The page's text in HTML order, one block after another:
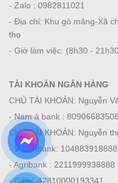
- Zalo : 0982811021
- Địa chỉ: Khu gò măng-Xã
thọ
- Giờ làm việc: (8h30 -
TÀI KHOẢN NGÂN HÀNG
CHỦ TÀI KHOẢN: Nguyễn
- Nam á bank :
CHỦ TÀI KHOẢN: Nguyễn
- Viettinbank: 104883918888
- Agribank : 2211999938888
- BIDV: 42810000193341